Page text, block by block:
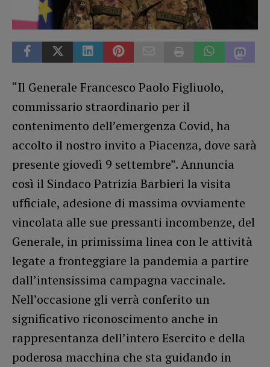
“Il Generale Francesco Paolo Figliuolo,
commissario straordinario per il
contenimento dell’emergenza Covid, ha
accolto il nostro invito a Piacenza, dove sarà
presente giovedì 9 settembre”. Annuncia
così il Sindaco Patrizia Barbieri la visita
ufficiale, adesione di massima ovviamente
vincolata alle sue pressanti incombenze, del
Generale, in primissima linea con le attività
legate a fronteggiare la pandemia a partire
dall’intensissima campagna vaccinale.
Nell’occasione gli verrà conferito un
significativo riconoscimento anche in
rappresentanza dell’intero Esercito e della
poderosa macchina che sta guidando in